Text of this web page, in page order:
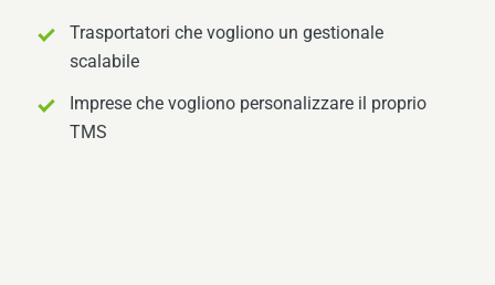
Trasportatori che vogliono un gestionale
scalabile
Imprese che vogliono personalizzare il proprio
TMS